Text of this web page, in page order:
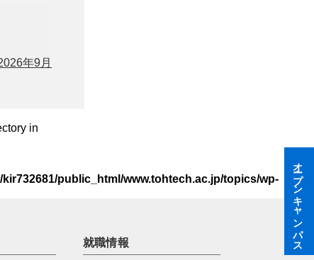
年9月
in
kir732681/public_html/www.tohtech.ac.jp/topics/wp-
就職情報 オープンキャンパス